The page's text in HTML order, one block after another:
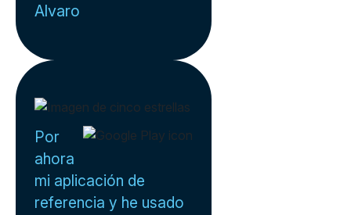
Alvaro
Por
ahora
mi aplicación de
referencia y he usado